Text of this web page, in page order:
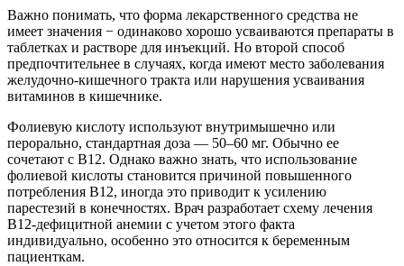
Важно понимать, что форма лекарственного средства не
имеет значения − одинаково хорошо усваиваются препараты в
таблетках и растворе для инъекций. Но второй способ
предпочтительнее в случаях, когда имеют место заболевания
желудочно-кишечного тракта или нарушения усваивания
витаминов в кишечнике.
Фолиевую кислоту используют внутримышечно или
перорально, стандартная доза — 50–60 мг. Обычно ее
сочетают с В12. Однако важно знать, что использование
фолиевой кислоты становится причиной повышенного
потребления В12, иногда это приводит к усилению
парестезий в конечностях. Врач разработает схему лечения
В12-дефицитной анемии с учетом этого факта
индивидуально, особенно это относится к беременным
пациенткам.